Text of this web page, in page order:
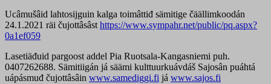
Ucâmušâid lahtosijguin kalga toimâttiđ sämitige čäällimkoodán
24.1.2021 räi čujottâsâst https://www.sympahr.net/public/pq.aspx?
0a1ef059
Lasetiäđuid pargoost addel Pia Ruotsala-Kangasniemi puh.
0407262688. Sämitiigán já säämi kulttuurkuávdáš Sajosân puáhtá
uápásmuđ čujottâsâin www.samediggi.fi já www.sajos.fi